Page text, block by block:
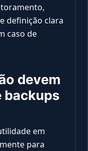
definição clara
caso de
devem
backups
em
para